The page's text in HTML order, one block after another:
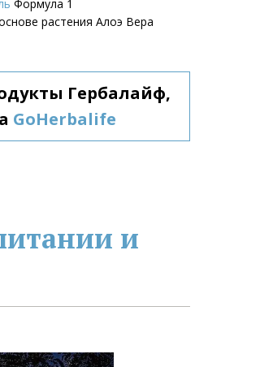
Формула 1
растения Алоэ Вера
Гербалайф,
GoHerbalife
и